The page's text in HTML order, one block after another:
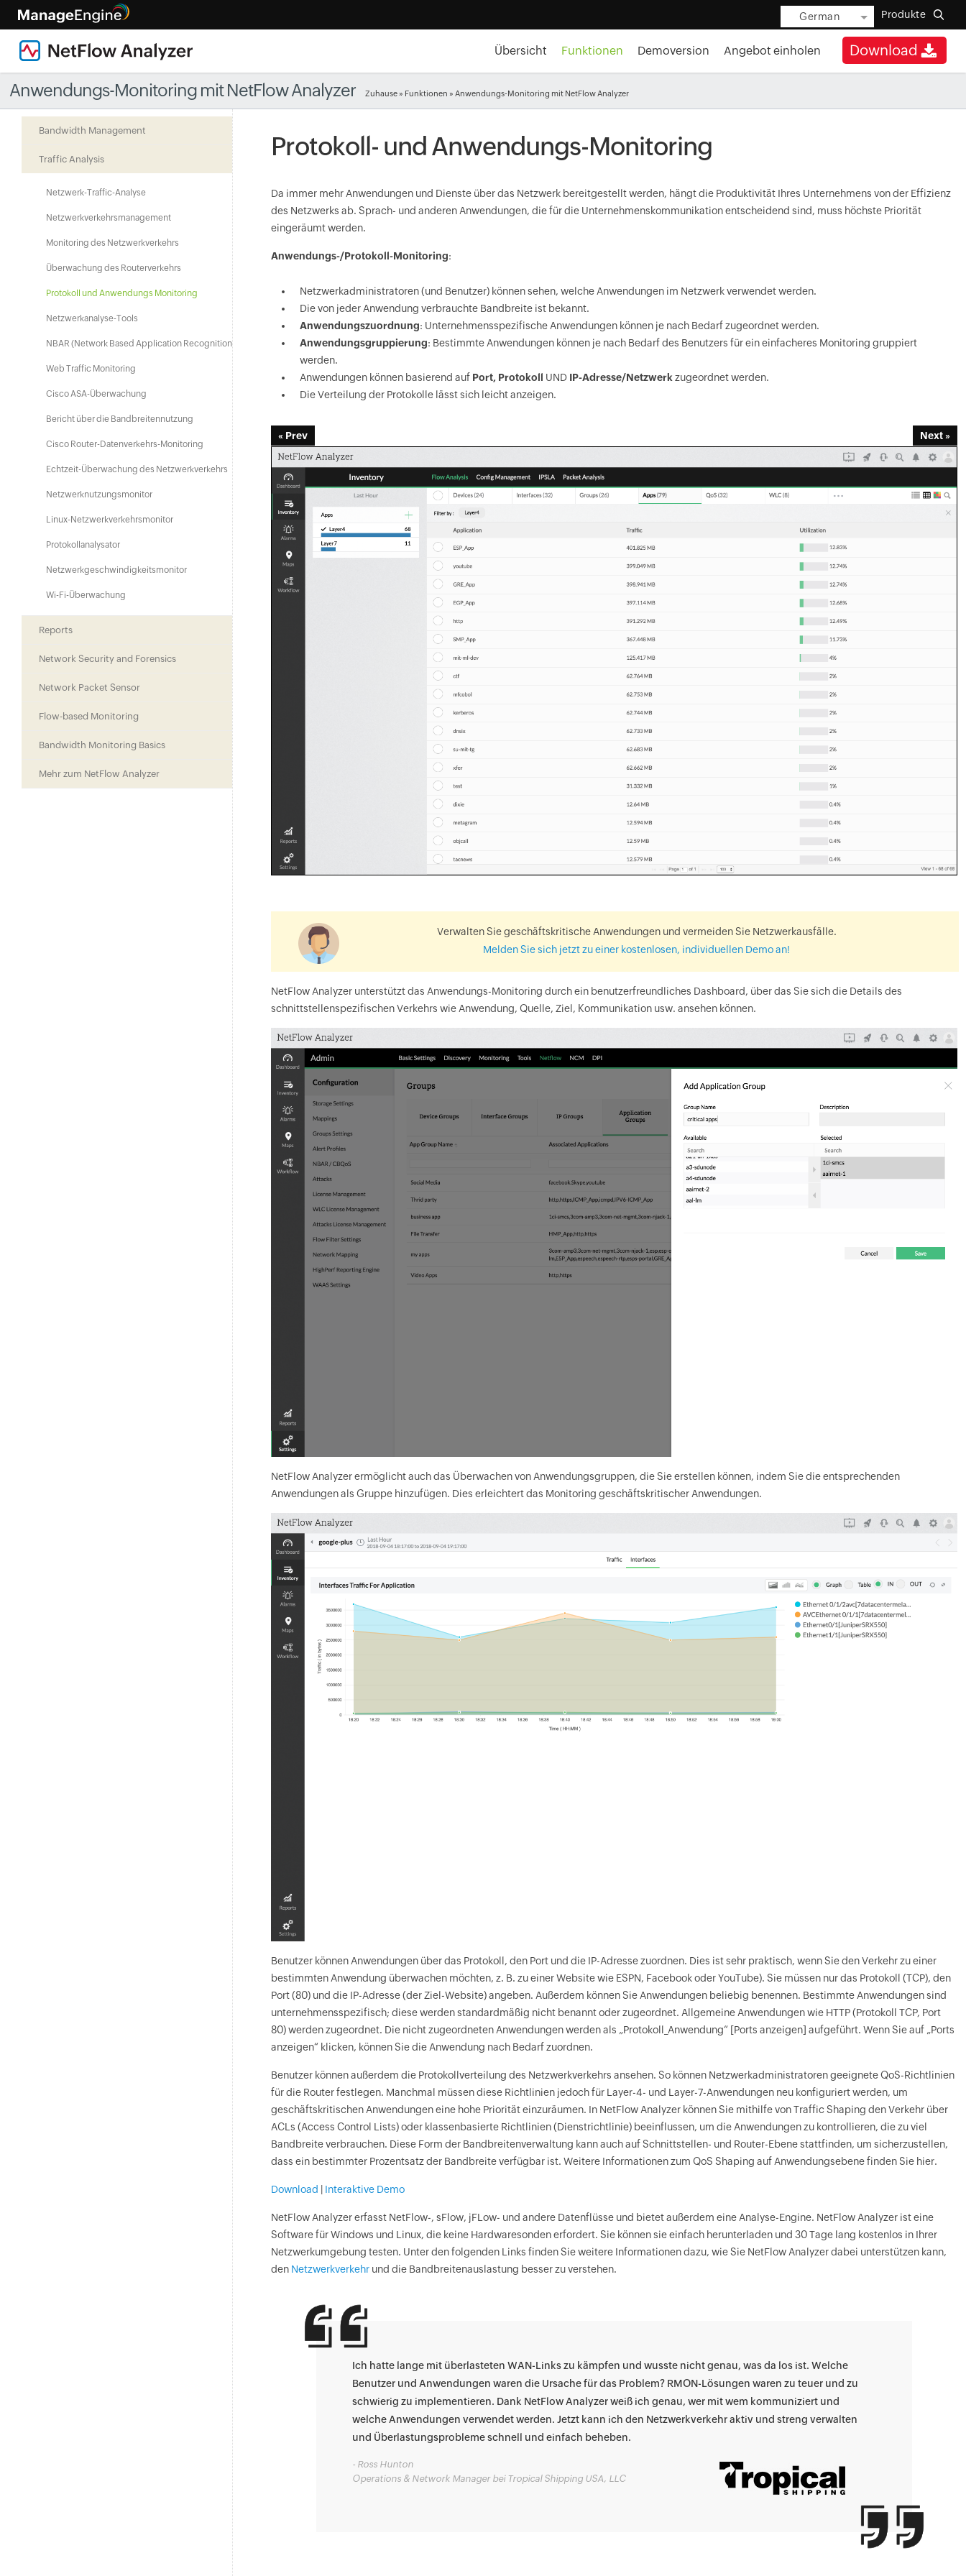
German Produkte
Download
Übersicht Funktionen Demoversion Angebot einholen
Anwendungs-Monitoring mit NetFlow Analyzer Zuhause » Funktionen » Anwendungs-Monitoring mit NetFlow Analyzer
Bandwidth Management
Traffic Analysis
Netzwerk-Traffic-Analyse
Netzwerkverkehrsmanagement
Monitoring des Netzwerkverkehrs
Überwachung des Routerverkehrs
Protokoll und Anwendungs Monitoring
Netzwerkanalyse-Tools
NBAR (Network Based Application Recognition)
Web Traffic Monitoring
Cisco ASA-Überwachung
Bericht über die Bandbreitennutzung
Cisco Router-Datenverkehrs-Monitoring
Echtzeit-Überwachung des Netzwerkverkehrs
Netzwerknutzungsmonitor
Linux-Netzwerkverkehrsmonitor
Protokollanalysator
Netzwerkgeschwindigkeitsmonitor
Wi-Fi-Überwachung
Reports
Network Security and Forensics
Network Packet Sensor
Flow-based Monitoring
Bandwidth Monitoring Basics
Mehr zum NetFlow Analyzer
Protokoll- und Anwendungs-Monitoring
Da immer mehr Anwendungen und Dienste über das Netzwerk bereitgestellt werden, hängt die Produktivität Ihres Unternehmens von der Effizienz
des Netzwerks ab. Sprach- und anderen Anwendungen, die für die Unternehmenskommunikation entscheidend sind, muss höchste Priorität
eingeräumt werden.
Anwendungs-/Protokoll-Monitoring:
Netzwerkadministratoren (und Benutzer) können sehen, welche Anwendungen im Netzwerk verwendet werden.
Die von jeder Anwendung verbrauchte Bandbreite ist bekannt.
Anwendungszuordnung: Unternehmensspezifische Anwendungen können je nach Bedarf zugeordnet werden.
Anwendungsgruppierung: Bestimmte Anwendungen können je nach Bedarf des Benutzers für ein einfacheres Monitoring gruppiert
werden.
Anwendungen können basierend auf Port, Protokoll UND IP-Adresse/Netzwerk zugeordnet werden.
Die Verteilung der Protokolle lässt sich leicht anzeigen.
« Prev Next »
Verwalten Sie geschäftskritische Anwendungen und vermeiden Sie Netzwerkausfälle.
Melden Sie sich jetzt zu einer kostenlosen, individuellen Demo an!
NetFlow Analyzer unterstützt das Anwendungs-Monitoring durch ein benutzerfreundliches Dashboard, über das Sie sich die Details des
schnittstellenspezifischen Verkehrs wie Anwendung, Quelle, Ziel, Kommunikation usw. ansehen können.
NetFlow Analyzer ermöglicht auch das Überwachen von Anwendungsgruppen, die Sie erstellen können, indem Sie die entsprechenden
Anwendungen als Gruppe hinzufügen. Dies erleichtert das Monitoring geschäftskritischer Anwendungen.
Benutzer können Anwendungen über das Protokoll, den Port und die IP-Adresse zuordnen. Dies ist sehr praktisch, wenn Sie den Verkehr zu einer
bestimmten Anwendung überwachen möchten, z. B. zu einer Website wie ESPN, Facebook oder YouTube). Sie müssen nur das Protokoll (TCP), den
Port (80) und die IP-Adresse (der Ziel-Website) angeben. Außerdem können Sie Anwendungen beliebig benennen. Bestimmte Anwendungen sind
unternehmensspezifisch; diese werden standardmäßig nicht benannt oder zugeordnet. Allgemeine Anwendungen wie HTTP (Protokoll TCP, Port
80) werden zugeordnet. Die nicht zugeordneten Anwendungen werden als „Protokoll_Anwendung“ [Ports anzeigen] aufgeführt. Wenn Sie auf „Ports
anzeigen“ klicken, können Sie die Anwendung nach Bedarf zuordnen.
Benutzer können außerdem die Protokollverteilung des Netzwerkverkehrs ansehen. So können Netzwerkadministratoren geeignete QoS-Richtlinien
für die Router festlegen. Manchmal müssen diese Richtlinien jedoch für Layer-4- und Layer-7-Anwendungen neu konfiguriert werden, um
geschäftskritischen Anwendungen eine hohe Priorität einzuräumen. In NetFlow Analyzer können Sie mithilfe von Traffic Shaping den Verkehr über
ACLs (Access Control Lists) oder klassenbasierte Richtlinien (Dienstrichtlinie) beeinflussen, um die Anwendungen zu kontrollieren, die zu viel
Bandbreite verbrauchen. Diese Form der Bandbreitenverwaltung kann auch auf Schnittstellen- und Router-Ebene stattfinden, um sicherzustellen,
dass ein bestimmter Prozentsatz der Bandbreite verfügbar ist. Weitere Informationen zum QoS Shaping auf Anwendungsebene finden Sie hier.
Download Interaktive Demo
NetFlow Analyzer erfasst NetFlow-, sFlow, jFLow- und andere Datenflüsse und bietet außerdem eine Analyse-Engine. NetFlow Analyzer ist eine
Software für Windows und Linux, die keine Hardwaresonden erfordert. Sie können sie einfach herunterladen und 30 Tage lang kostenlos in Ihrer
Netzwerkumgebung testen. Unter den folgenden Links finden Sie weitere Informationen dazu, wie Sie NetFlow Analyzer dabei unterstützen kann,
den Netzwerkverkehr und die Bandbreitenauslastung besser zu verstehen.
Ich hatte lange mit überlasteten WAN-Links zu kämpfen und wusste nicht genau, was da los ist. Welche
Benutzer und Anwendungen waren die Ursache für das Problem? RMON-Lösungen waren zu teuer und zu
schwierig zu implementieren. Dank NetFlow Analyzer weiß ich genau, wer mit wem kommuniziert und
welche Anwendungen verwendet werden. Jetzt kann ich den Netzwerkverkehr aktiv und streng verwalten
und Überlastungsprobleme schnell und einfach beheben.
- Ross Hunton
Operations & Network Manager bei Tropical Shipping USA, LLC